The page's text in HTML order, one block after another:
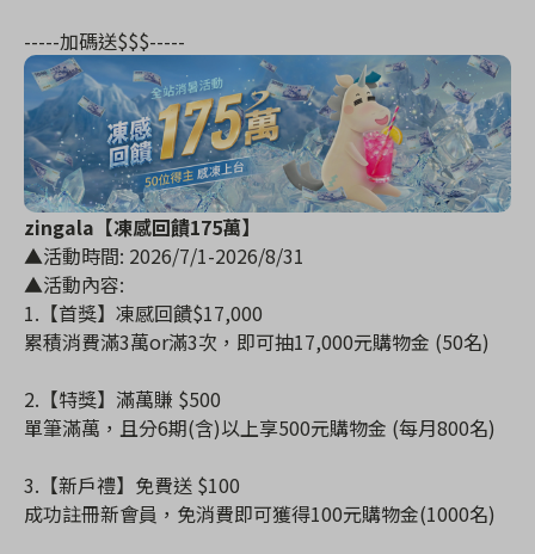
-----加碼送$$$-----
zingala【凍感回饋175萬】
▲活動時間: 2026/7/1-2026/8/31
▲活動內容:
1.【首獎】凍感回饋$17,000
累積消費滿3萬or滿3次，即可抽17,000元購物金 (50名)
2.【特獎】滿萬賺 $500
單筆滿萬，且分6期(含)以上享500元購物金 (每月800名)
3.【新戶禮】免費送 $100
成功註冊新會員，免消費即可獲得100元購物金(1000名)